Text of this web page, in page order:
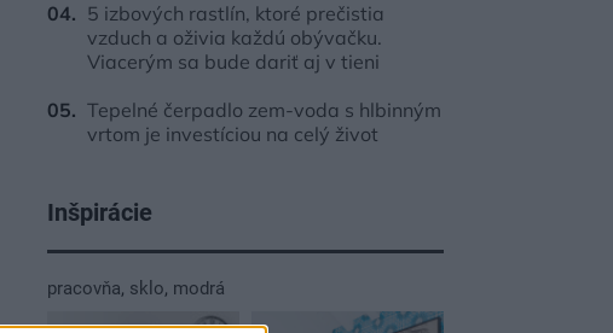
5 izbových rastlín, ktoré prečistia
vzduch a oživia každú obývačku.
Viacerým sa bude dariť aj v tieni
Tepelné čerpadlo zem-voda s hlbinným
vrtom je investíciou na celý život
Inšpirácie
pracovňa, sklo, modrá